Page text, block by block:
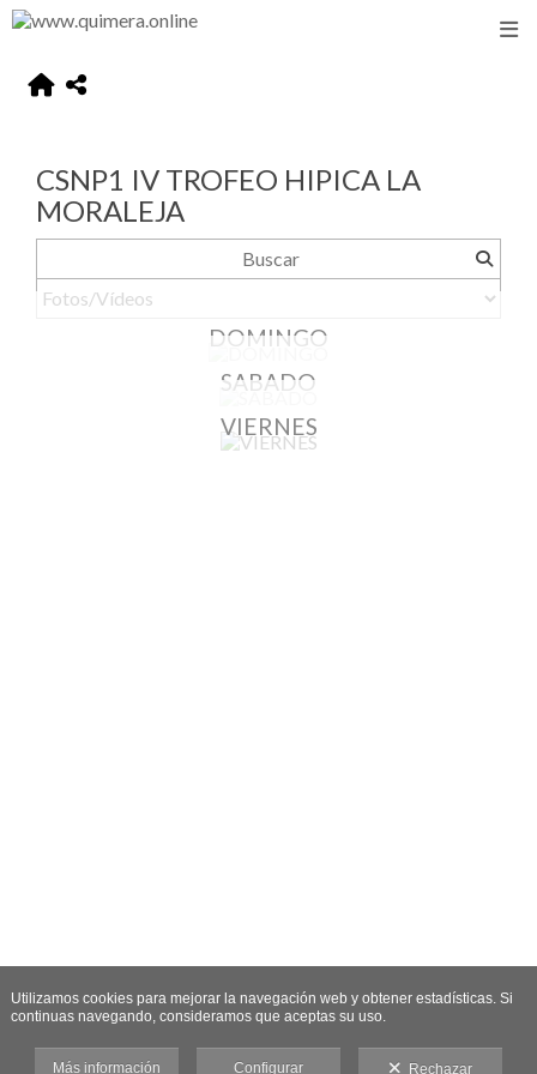
CSNP1 IV TROFEO HIPICA LA
MORALEJA
DOMINGO
SABADO
VIERNES
Utilizamos cookies para mejorar la navegación web y obtener estadísticas. Si
continuas navegando, consideramos que aceptas su uso.
Más información Configurar Rechazar